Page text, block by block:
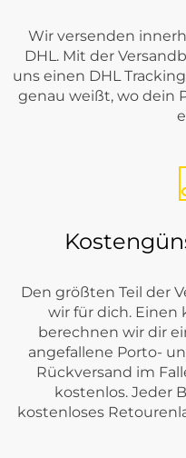
Wir versenden
DHL. Mit der
uns einen DHL
genau weißt, wo dein
Den größten Teil der
wir für dich. Einen
berechnen wir dir
angefallene Porto-
Rückversand im
kostenlos. Jeder
kostenloses